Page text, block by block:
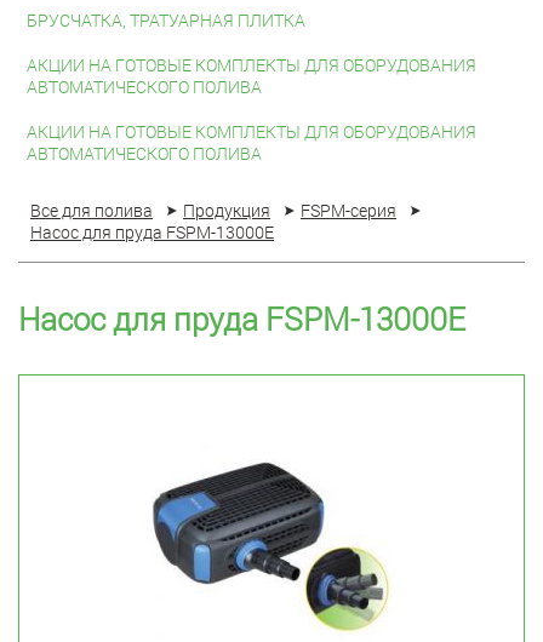
БРУСЧАТКА, ТРАТУАРНАЯ ПЛИТКА
АКЦИИ НА ГОТОВЫЕ КОМПЛЕКТЫ ДЛЯ ОБОРУДОВАНИЯ
АВТОМАТИЧЕСКОГО ПОЛИВА
АКЦИИ НА ГОТОВЫЕ КОМПЛЕКТЫ ДЛЯ ОБОРУДОВАНИЯ
АВТОМАТИЧЕСКОГО ПОЛИВА
Все для полива Продукция
FSPM-серия
Насос для пруда FSPM-13000E
Насос для пруда FSPM-13000E